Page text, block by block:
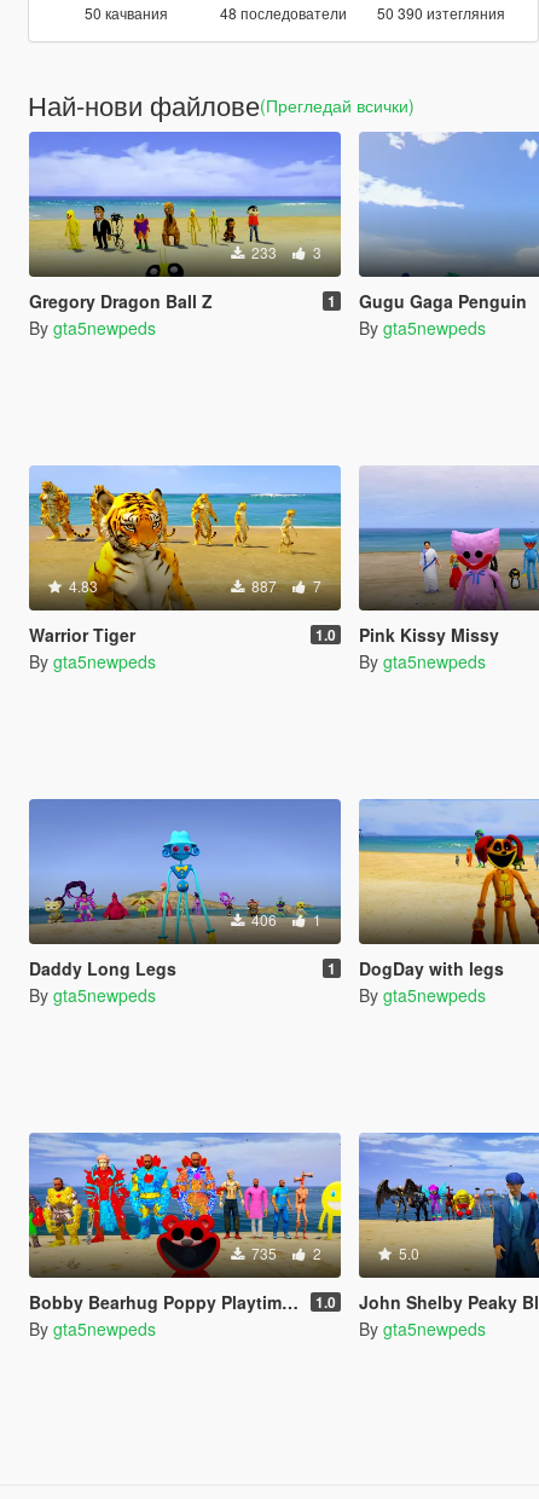
50 качвания 48 последователи 50 390 изтегляния
Най-нови файлове(Прегледай всички)
233 3
Gregory Dragon Ball Z 1
By gta5newpeds
Gugu Gaga Penguin
By gta5newpeds
4.83 887 7
Warrior Tiger 1.0
By gta5newpeds
Pink Kissy Missy
By gta5newpeds
406 1
Daddy Long Legs 1
By gta5newpeds
DogDay with legs
By gta5newpeds
735 2
Bobby Bearhug Poppy Playtime Chapter 5 1.0
By gta5newpeds
5.0
John Shelby Peaky
By gta5newpeds